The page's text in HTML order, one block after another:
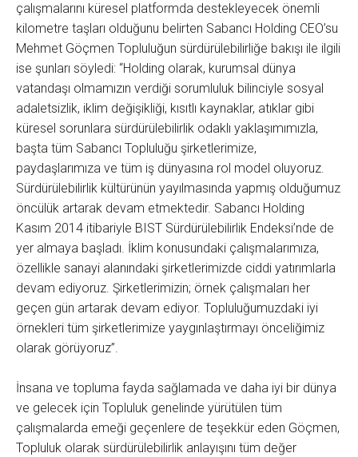
çalışmalarını küresel platformda destekleyecek önemli
kilometre taşları olduğunu belirten Sabancı Holding CEO’su
Mehmet Göçmen Topluluğun sürdürülebilirliğe bakışı ile ilgili
ise şunları söyledi: “Holding olarak, kurumsal dünya
vatandaşı olmamızın verdiği sorumluluk bilinciyle sosyal
adaletsizlik, iklim değişikliği, kısıtlı kaynaklar, atıklar gibi
küresel sorunlara sürdürülebilirlik odaklı yaklaşımımızla,
başta tüm Sabancı Topluluğu şirketlerimize,
paydaşlarımıza ve tüm iş dünyasına rol model oluyoruz.
Sürdürülebilirlik kültürünün yayılmasında yapmış olduğumuz
öncülük artarak devam etmektedir. Sabancı Holding
Kasım 2014 itibariyle BIST Sürdürülebilirlik Endeksi’nde de
yer almaya başladı. İklim konusundaki çalışmalarımıza,
özellikle sanayi alanındaki şirketlerimizde ciddi yatırımlarla
devam ediyoruz. Şirketlerimizin; örnek çalışmaları her
geçen gün artarak devam ediyor. Topluluğumuzdaki iyi
örnekleri tüm şirketlerimize yaygınlaştırmayı önceliğimiz
olarak görüyoruz”.
İnsana ve topluma fayda sağlamada ve daha iyi bir dünya
ve gelecek için Topluluk genelinde yürütülen tüm
çalışmalarda emeği geçenlere de teşekkür eden Göçmen,
Topluluk olarak sürdürülebilirlik anlayışını tüm değer